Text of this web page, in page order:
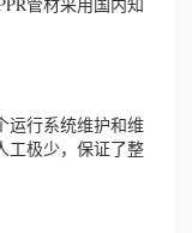
行系统维护和维
工极少，保证了整